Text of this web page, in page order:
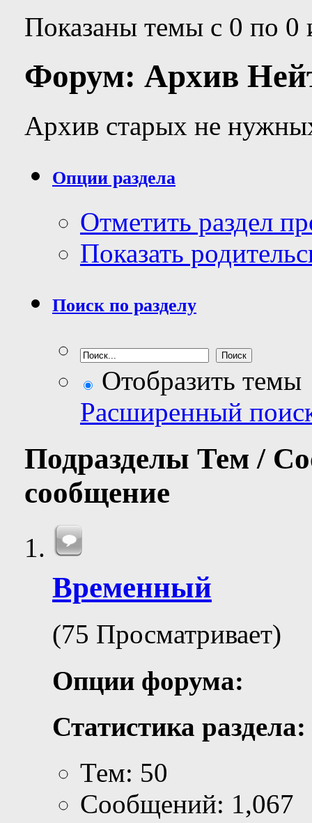
Показаны темы с 0 по 0
Форум: Архив
Архив старых не
Опции раздела
Отметить раздел
Показать
Поиск по разделу
Отобразить темы
Расширенный
Подразделы Тем /
сообщение
Временный
(75 Просматривает)
Опции форума:
Статистика раздела:
Тем: 50
Сообщений: 1,067